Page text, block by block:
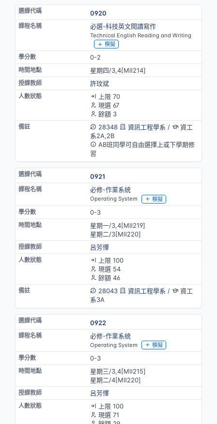
0920
必選-科技英文閱讀寫作
Technical English Reading and Writing
模擬
0-2
星期四/3,4[MⅡ214]
許玟斌
上限 70
現選 67
餘額 3
28348
資訊工程學系 /
資工
系2A,2B
AB班同學可自由選擇上或下學期修
習
0921
必修-作業系統
Operating System 模擬
0-3
星期一/3,4[MⅡ219]
星期二/3[MⅡ220]
呂芳懌
上限 100
現選 54
餘額 46
28043
資訊工程學系 /
資工
系3A
0922
必修-作業系統
Operating System 模擬
0-3
星期三/3,4[MⅡ215]
星期二/4[MⅡ220]
呂芳懌
上限 100
現選 71